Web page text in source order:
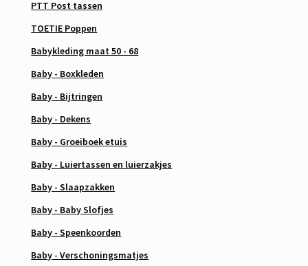
PTT Post tassen
TOETIE Poppen
Babykleding maat 50 - 68
Baby - Boxkleden
Baby - Bijtringen
Baby - Dekens
Baby - Groeiboek etuis
Baby - Luiertassen en luierzakjes
Baby - Slaapzakken
Baby - Baby Slofjes
Baby - Speenkoorden
Baby - Verschoningsmatjes